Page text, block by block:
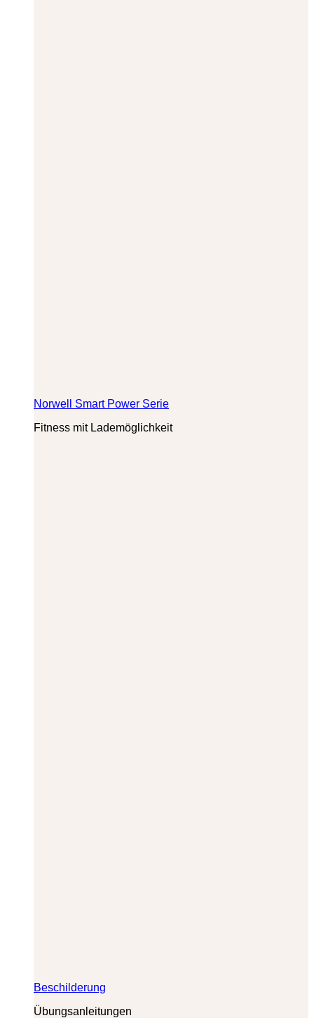
Norwell Smart Power Serie
Fitness mit Lademöglichkeit
Beschilderung
Übungsanleitungen